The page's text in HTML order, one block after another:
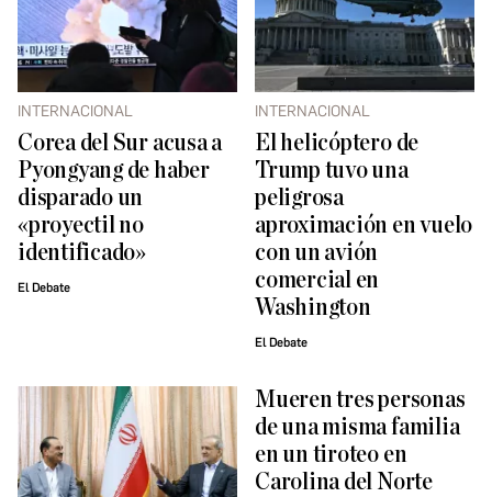
INTERNACIONAL
Corea del Sur acusa a
Pyongyang de haber
disparado un
«proyectil no
identificado»
El Debate
INTERNACIONAL
El helicóptero de
Trump tuvo una
peligrosa
aproximación en vuelo
con un avión
comercial en
Washington
El Debate
Mueren tres personas
de una misma familia
en un tiroteo en
Carolina del Norte